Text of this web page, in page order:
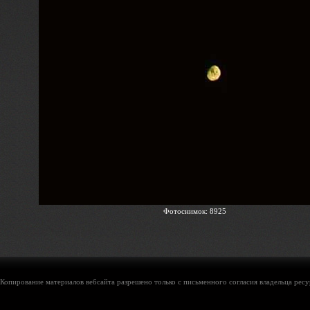
Фотоснимок: 8925
Копирование материалов вебсайта разрешено только с письменного согласия владельца